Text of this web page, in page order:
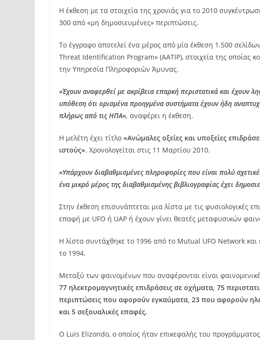
Η έκθεση με τα στοιχεία της χρονιάς για το 2010
300 από «μη δημοσιευμένες» περιπτώσεις.
Το έγγραφο αποτελεί ένα μέρος από μία έκθεση 1.500
Threat Identification Program» (AATIP), στοιχεία της οποίας
την Υπηρεσία Πληροφοριών Άμυνας.
«Έχουν αναφερθεί με ακρίβεια επαρκή περιστατικά και έχουν
υπόθεση ότι ορισμένα προηγμένα συστήματα έχουν ήδη
πλήρως από τις ΗΠΑ», αναφέρει η έκθεση.
Η μελέτη έχει τίτλο «Ανώμαλες οξείες και υποξείες
ιστούς». Χρονολογείται στις 11 Μαρτίου 2010.
«Υπάρχουν διαβαθμισμένες πληροφορίες που είναι πολύ
ένα μικρό μέρος της διαβαθμισμένης βιβλιογραφίας έχει
Στην έκθεση επισυνάπτεται μια λίστα με τις φυσιολογικές
επαφή με UFO ή UAP ή έχουν γίνει θεατές μεταφυσικών
Η λίστα συντάχθηκε το 1996 από το Mutual UFO Network και
το 1994.
Μεταξύ των φαινομένων που αναφέρονται είναι
77 ηλεκτρομαγνητικές επιδράσεις σε οχήματα, 75
περιπτώσεις που αφορούν εγκαύματα, 23 που αφορούν
και 5 σεξουαλικές επαφές.
Ο Luis Elizondo, ο οποίος ήταν επικεφαλής του